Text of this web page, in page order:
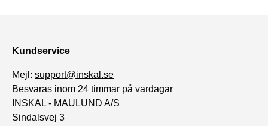
Kundservice
Mejl: support@inskal.se
Besvaras inom 24 timmar på vardagar
INSKAL - MAULUND A/S
Sindalsvej 3